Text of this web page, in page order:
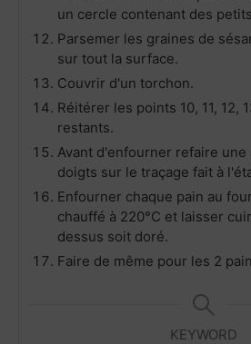
un cercle contenant des
Parsemer les graines de
sur tout la surface.
Couvrir d'un torchon.
Réitérer les points 10, 11, 12,
restants.
Avant d'enfourner refaire
doigts sur le traçage fait à
Enfourner chaque pain au
chauffé à 220°C et laisser
dessus soit doré.
Faire de même pour les 2
KEYWORD